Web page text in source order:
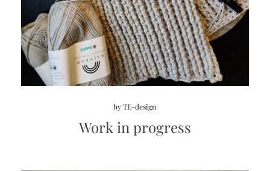
byTE-design
Work in progress